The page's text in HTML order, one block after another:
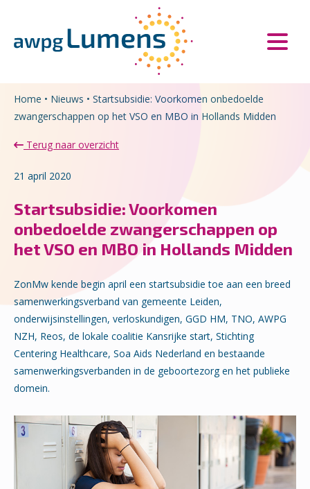
Home • Nieuws • Startsubsidie: Voorkomen onbedoelde
zwangerschappen op het VSO en MBO in Hollands Midden
Terug naar overzicht
21 april 2020
Startsubsidie: Voorkomen
onbedoelde zwangerschappen op
het VSO en MBO in Hollands Midden
ZonMw kende begin april een startsubsidie toe aan een breed
samenwerkingsverband van gemeente Leiden,
onderwijsinstellingen, verloskundigen, GGD HM, TNO, AWPG
NZH, Reos, de lokale coalitie Kansrijke start, Stichting
Centering Healthcare, Soa Aids Nederland en bestaande
samenwerkingsverbanden in de geboortezorg en het publieke
domein.